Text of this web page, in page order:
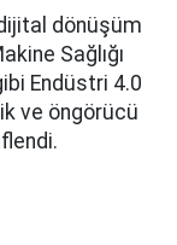
dönüşüm
Sağlığı
Endüstri 4.0
ve öngörücü